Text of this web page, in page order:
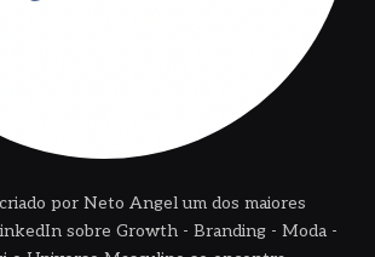
por Neto Angel um dos maiores
sobre Growth - Branding - Moda -